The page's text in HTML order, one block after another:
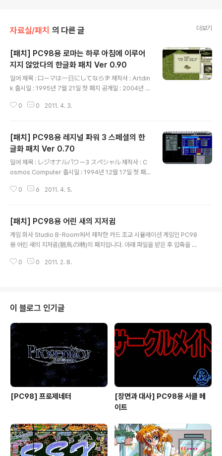
자료실/패치 의 다른 글 더보기
[패치] PC98용 로마는 하루 아침에 이루어
지지 않았다의 한글화 패치 Ver 0.90
일어 제목 : ローマは一日にしてならず 제작사 : Artdin
k 출시일 : 1995년 7월 21일 첫 패치 공개일 : 2004년 8
저 1을 루나틱돈 시리즈와 A-열차로 달려라 시리즈로 유명
제국의 어느 작은 마을에 있는 총독이 되어 마을을 성장시
키면서 땅을 넓혀 고대 로마 제국의 시저가 되는 것을 목표
로 하는 건설 시뮬과 전략 시뮬이 합쳐진 로마는 하루 아침
에 이루어지지 않았다의 한글화 패치로 프로그래밍 실력이
없는 관계로 오프닝과 엔딩을 제외한 글자 출력 부분만 한
글화를 하였습니다. 패치 사용법 이 글의 압축 파일에 들어
0 0 2011. 4. 3.
[패치] PC98용 레지널 파워 3 스페셜의 한
글화 패치 Ver 0.70
일어 제목 : レジオナルパワー3 スペシャル 제작사 : C
osmos Computer 출시일 : 1994년 12월 17일 첫 패
제작된 우주 전략 시뮬 게임을 대표하는 작품 중 하나로 연
고 연료 개념이 있어서 모든 별을 정복해야 하는 불편함이
있는 레지널 파워 3 스페셜의 한글화 패치로 프로그래밍
실력이 없다 보니 그래픽 출력 부분과 다른 세력과 교섭하
축 파일에 들어 있는 patch.rar을 압축 해제하면 총 3개의
0 6 2011. 4. 5.
[패치] PC98용 어린 새의 지저귐
게임 회사 Studio B-Room에서 제작한 카드 조교 시뮬레이션 게임인 PC98
용 어린 새의 지저귐(雛鳥の囀)의 패치입니다. 아래 파일을 받은 후 압축을 풀
4d.lzh 순서로 패치를 적용해야 하며 자세한 패치 방법은 해당 압축 파일에 들
0 0 2011. 2. 8.
이 블로그 인기글
[PC98] 프로제네터
[장면과 대사] PC98용 서클 메
이트